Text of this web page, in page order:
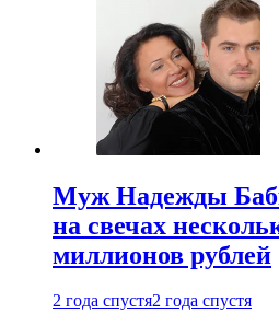
Муж Надежды
на свечах
миллионов рублей
2 года спустя2 года спустя